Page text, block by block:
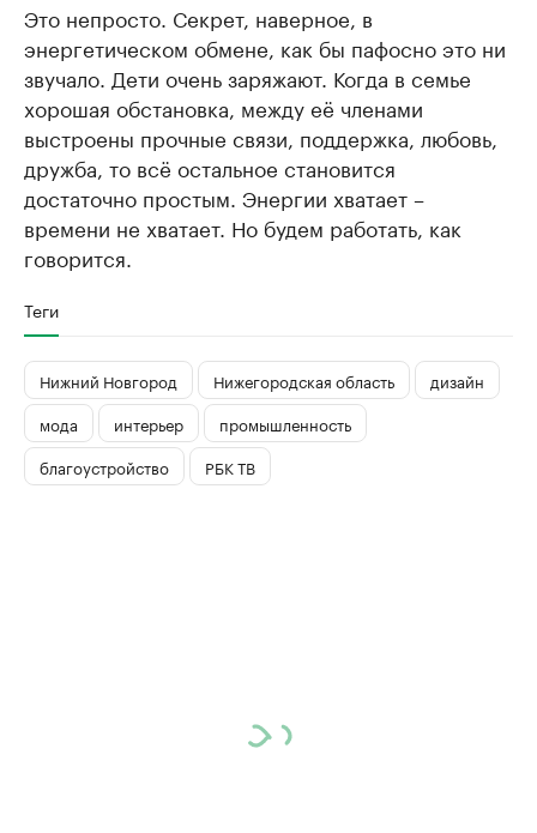
Это непросто. Секрет, наверное, в
энергетическом обмене, как бы пафосно это ни
звучало. Дети очень заряжают. Когда в семье
хорошая обстановка, между её членами
выстроены прочные связи, поддержка, любовь,
дружба, то всё остальное становится
достаточно простым. Энергии хватает –
времени не хватает. Но будем работать, как
говорится.
Теги
Нижний Новгород Нижегородская область
дизайн
мода
интерьер
промышленность
благоустройство
РБК ТВ